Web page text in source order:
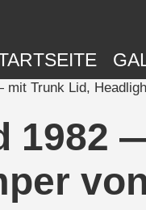
Trunk Lid,
1982